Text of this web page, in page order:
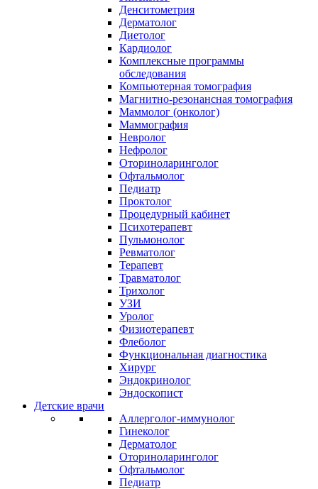
Денситометрия
Дерматолог
Диетолог
Кардиолог
Комплексные программы
обследования
Компьютерная томография
Магнитно-резонансная томография
Маммолог (онколог)
Маммография
Невролог
Нефролог
Оториноларинголог
Офтальмолог
Педиатр
Проктолог
Процедурный кабинет
Психотерапевт
Пульмонолог
Ревматолог
Терапевт
Травматолог
Трихолог
УЗИ
Уролог
Физиотерапевт
Флеболог
Функциональная диагностика
Хирург
Эндокринолог
Эндоскопист
Детские врачи
Аллерголог-иммунолог
Гинеколог
Дерматолог
Оториноларинголог
Офтальмолог
Педиатр